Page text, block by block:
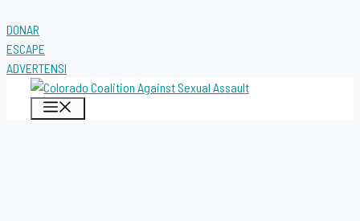
DONAR
ESCAPE
ADVERTENSI